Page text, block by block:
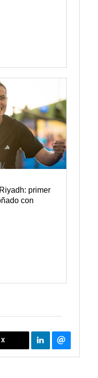
primer
con
X